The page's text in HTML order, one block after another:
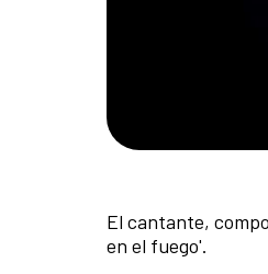
El cantante,
en el fuego'.